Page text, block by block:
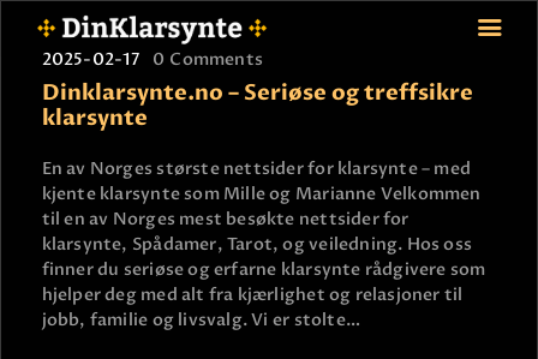
FORSIDE
ASTROLOGI
STJERNETEGN
TAROTKORT
KLARSYNTE
BLOGG
2025-02-17 0 Comments
Dinklarsynte.no – Seriøse og treffsikre
klarsynte
En av Norges største nettsider for klarsynte – med
kjente klarsynte som Mille og Marianne Velkommen
til en av Norges mest besøkte nettsider for
klarsynte, Spådamer, Tarot, og veiledning. Hos oss
finner du seriøse og erfarne klarsynte rådgivere som
hjelper deg med alt fra kjærlighet og relasjoner til
jobb, familie og livsvalg. Vi er stolte…